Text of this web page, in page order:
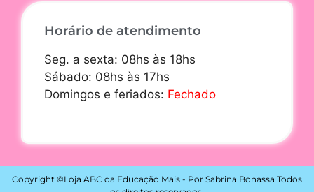
Horário de atendimento
Seg. a sexta: 08hs às 18hs
Sábado: 08hs às 17hs
Domingos e feriados: Fechado
Copyright ©Loja ABC da Educação Mais - Por Sabrina Bonassa Todos